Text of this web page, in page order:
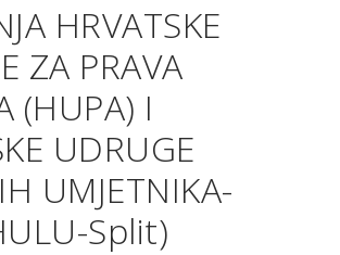
HRVATSKE
ZA PRAVA
(HUPA) I
UDRUGE
UMJETNIKA-
Split)